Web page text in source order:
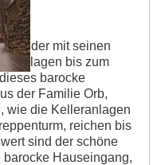
der mit seinen
bis zum
barocke
der Familie Orb,
wie die Kelleranlagen
reichen bis
sind der schöne
Hauseingang,